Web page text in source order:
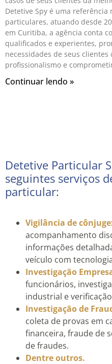
Detetive Spy é uma referência
particulares, atuando desde
em Curitiba, a agência conta
qualificados e experientes,
necessidades de seus clientes
profissionalismo e
Continuar lendo »
Detetive Particular
seguintes serviços
particular:
Vigilância de cônjuge
acompanhamento
informações
veículo com
Investigação
funcionários,
industrial e
Investigação de
coleta de provas em
financeira, fraude de
de fraudes.
Dentre outros.